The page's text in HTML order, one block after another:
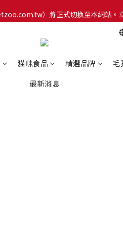
）將正式切換至本網站。
）將正式切換至本網站。
註冊即領 $100 購物金！全館滿 $1,500
貓咪食品 精選品牌 毛
最新消息